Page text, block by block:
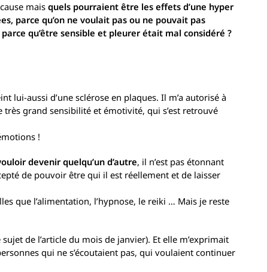
mais quels pourraient être les effets d’une hyper
parce qu’on ne voulait pas ou ne pouvait pas
qu’être sensible et pleurer était mal considéré ?
lui-aussi d’une sclérose en plaques. Il m’a autorisé à
grand sensibilité et émotivité, qui s’est retrouvé
!
devenir quelqu’un d’autre, il n’est pas étonnant
de pouvoir être qui il est réellement et de laisser
que l’alimentation, l’hypnose, le reiki … Mais je reste
de l’article du mois de janvier). Et elle m’exprimait
qui ne s’écoutaient pas, qui voulaient continuer